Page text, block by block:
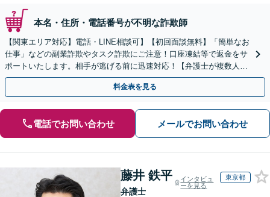
本名・住所・電話番号が不明な詐欺師
【関東エリア対応】電話・LINE相談可】【初回面談無料】「簡単なお
仕事」などの副業詐欺やタスク詐欺にご注意！口座凍結等で返金をサ
ポートいたします。相手が逃げる前に迅速対応！【弁護士が複数人在
籍】事務所内で連携し問題解決へ【休日・夜間面談可】
料金表を見る
電話でお問い合わせ メールでお問い合わせ
藤井 鉄平
弁護士
インタビュ
ーを見る
東京都